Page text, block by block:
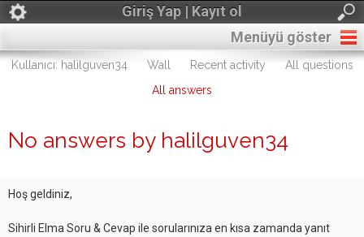
Giriş Yap | Kayıt ol
Menüyü göster
Kullanıcı: halilguven34 Wall Recent activity
All questions
All answers
No answers by halilguven34
Hoş geldiniz,
Sihirli Elma Soru & Cevap ile sorularınıza en kısa zamanda yanıt